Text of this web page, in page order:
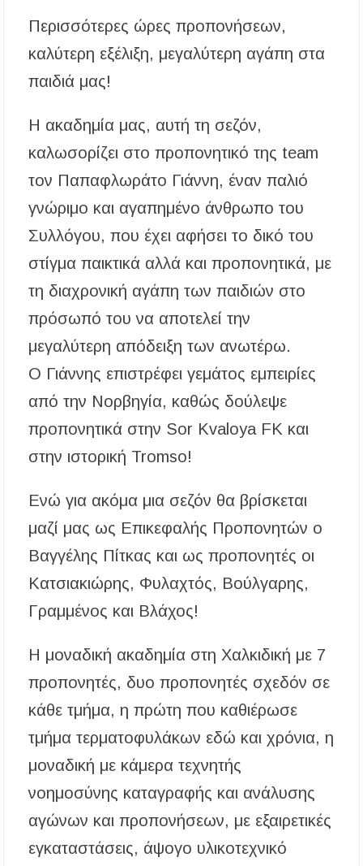
Περισσότερες ώρες προπονήσεων,
καλύτερη εξέλιξη, μεγαλύτερη αγάπη στα
παιδιά μας!
Η ακαδημία μας, αυτή τη σεζόν,
καλωσορίζει στο προπονητικό της team
τον Παπαφλωράτο Γιάννη, έναν παλιό
γνώριμο και αγαπημένο άνθρωπο του
Συλλόγου, που έχει αφήσει το δικό του
στίγμα παικτικά αλλά και προπονητικά, με
τη διαχρονική αγάπη των παιδιών στο
πρόσωπό του να αποτελεί την
μεγαλύτερη απόδειξη των ανωτέρω.
Ο Γιάννης επιστρέφει γεμάτος εμπειρίες
από την Νορβηγία, καθώς δούλεψε
προπονητικά στην Sor Kvaloya FK και
στην ιστορική Tromso!
Ενώ για ακόμα μια σεζόν θα βρίσκεται
μαζί μας ως Επικεφαλής Προπονητών ο
Βαγγέλης Πίτκας και ως προπονητές οι
Κατσιακιώρης, Φυλαχτός, Βούλγαρης,
Γραμμένος και Βλάχος!
Η μοναδική ακαδημία στη Χαλκιδική με 7
προπονητές, δυο προπονητές σχεδόν σε
κάθε τμήμα, η πρώτη που καθιέρωσε
τμήμα τερματοφυλάκων εδώ και χρόνια, η
μοναδική με κάμερα τεχνητής
νοημοσύνης καταγραφής και ανάλυσης
αγώνων και προπονήσεων, με εξαιρετικές
εγκαταστάσεις, άψογο υλικοτεχνικό